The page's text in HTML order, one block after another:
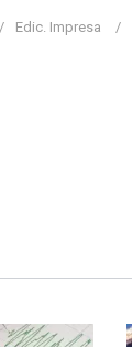
Edic. Impresa